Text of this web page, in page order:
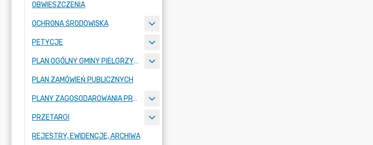
OBWIESZCZENIA
OCHRONA ŚRODOWISKA
PETYCJE
PLAN OGÓLNY GMINY PIELGRZYMKA
PLAN ZAMÓWIEŃ PUBLICZNYCH
PLANY ZAGOSODAROWANIA PRZESTRZENNEGO
PRZETARGI
REJESTRY, EWIDENCJE, ARCHIWA